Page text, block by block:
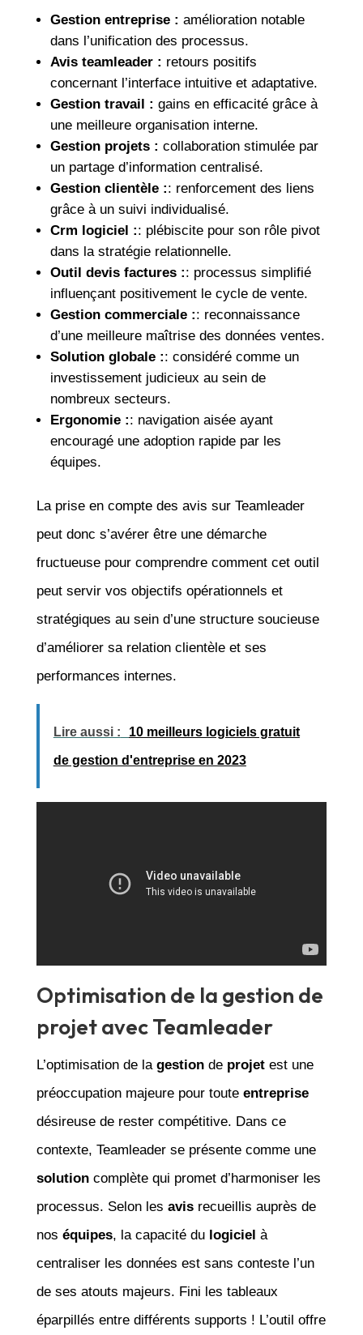
Gestion entreprise : amélioration notable
dans l’unification des processus.
Avis teamleader : retours positifs
concernant l’interface intuitive et adaptative.
Gestion travail : gains en efficacité grâce à
une meilleure organisation interne.
Gestion projets : collaboration stimulée par
un partage d’information centralisé.
Gestion clientèle :: renforcement des liens
grâce à un suivi individualisé.
Crm logiciel :: plébiscite pour son rôle pivot
dans la stratégie relationnelle.
Outil devis factures :: processus simplifié
influençant positivement le cycle de vente.
Gestion commerciale :: reconnaissance
d’une meilleure maîtrise des données ventes.
Solution globale :: considéré comme un
investissement judicieux au sein de
nombreux secteurs.
Ergonomie :: navigation aisée ayant
encouragé une adoption rapide par les
équipes.
La prise en compte des avis sur Teamleader
peut donc s’avérer être une démarche
fructueuse pour comprendre comment cet outil
peut servir vos objectifs opérationnels et
stratégiques au sein d’une structure soucieuse
d’améliorer sa relation clientèle et ses
performances internes.
Lire aussi : 10 meilleurs logiciels gratuit
de gestion d'entreprise en 2023
Optimisation de la gestion de
projet avec Teamleader
L’optimisation de la gestionde projetest une
préoccupation majeure pour toute entreprise
désireuse de rester compétitive. Dans ce
contexte, Teamleader se présente comme une
solutioncomplète qui promet d’harmoniser les
processus. Selon les avisrecueillis auprès de
nos équipes, la capacité du logiciel à
centraliser les données est sans conteste l’un
de ses atouts majeurs. Fini les tableaux
éparpillés entre différents supports ! L’outil offre